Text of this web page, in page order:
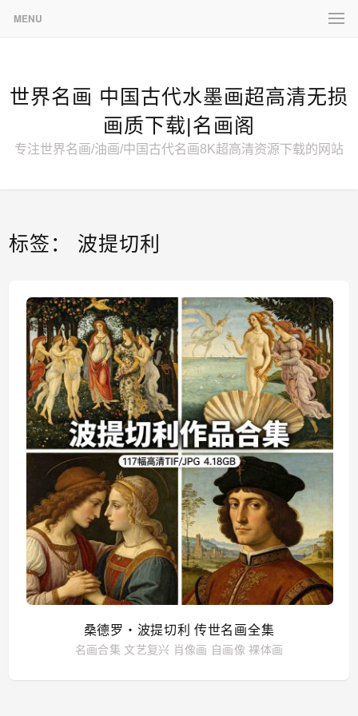
MENU
世界名画 中国古代水墨画超高清无损
画质下载|名画阁
专注世界名画/油画/中国古代名画8K超高清资源下载的网站
标签： 波提切利
桑德罗・波提切利 传世名画全集
名画合集 文艺复兴 肖像画 自画像 裸体画